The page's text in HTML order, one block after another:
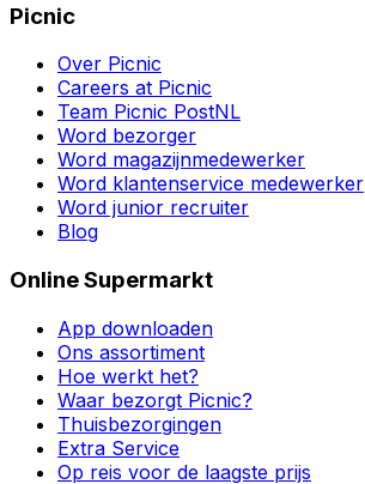
Picnic
Over Picnic
Careers at Picnic
Team Picnic PostNL
Word bezorger
Word magazijnmedewerker
Word klantenservice medewerker
Word junior recruiter
Blog
Online Supermarkt
App downloaden
Ons assortiment
Hoe werkt het?
Waar bezorgt Picnic?
Thuisbezorgingen
Extra Service
Op reis voor de laagste prijs